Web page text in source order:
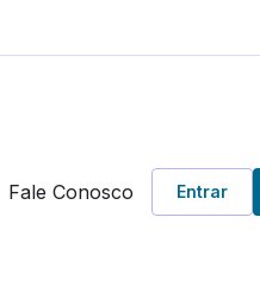
Fale Conosco Entrar